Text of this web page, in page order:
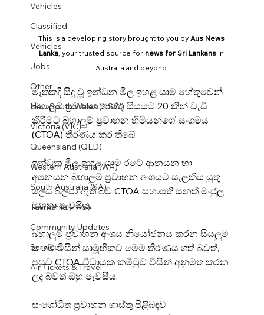
Vehicles
Classified
Vehicles
Jobs
Other
New South Wales (NSW)
Victoria (VIC)
Queensland (QLD)
Western Australia (WA)
South Australia (SA)
Tasmania (TAS)
Community Updates
Services
Air Tickets & Travel
This is a developing story brought to you by Aus News
Lanka, your trusted source for news for Sri Lankans in
Australia and beyond.
මෑතකදී සිදු වූ ඉන්ධන මිල ඉහළ යාම හේතුවෙන්
බහාලුම් ප්‍රවාහන ගාස්තු සියයට 20 කින් වැඩි
කිරීමට බහාලුම් ප්‍රවාහන හිමියන්ගේ සංගමය
(CTOA) තීරණය කර තිබේ.
ඉන්ධන මිල ඉහළ යාම රටේ ආනයන හා
අපනයන බහාලුම් ප්‍රවාහන අංශයට සැලකිය යුතු
ලෙස බලපා ඇති බව CTOA සභාපති සනත් මංජුල
මහතා පැවසීය.
බහාලුම් ප්‍රවාහන අංශය නියෝජනය කරන සියලුම
සංගම් විසින් සාමූහිකව මෙම තීරණය ගත් බවත්,
පසුව CTOA විධායක කමිටුව විසින් අනුමත කරන
ලද බවත් ඔහු පැවසීය.
සංශෝධිත ප්‍රවාහන ගාස්තු පිළිබඳව